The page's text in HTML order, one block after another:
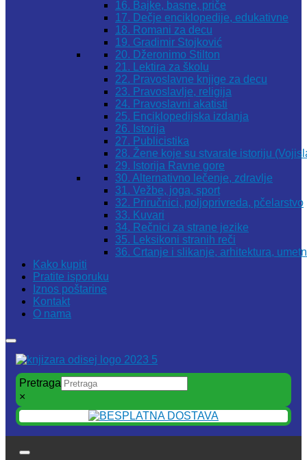
16. Bajke, basne, priče
17. Dečje enciklopedije, edukativne
18. Romani za decu
19. Gradimir Stojković
20. Džeronimo Stilton
21. Lektira za školu
22. Pravoslavne knjige za decu
23. Pravoslavlje, religija
24. Pravoslavni akatisti
25. Enciklopedijska izdanja
26. Istorija
27. Publicistika
28. Žene koje su stvarale istoriju
29. Istorija Ravne gore
30. Alternativno lečenje, zdravlje
31. Vežbe, joga, sport
32. Priručnici, poljoprivreda, pčelarstvo
33. Kuvari
34. Rečnici za strane jezike
35. Leksikoni stranih reči
36. Crtanje i slikanje, arhitektura,
Kako kupiti
Pratite isporuku
Iznos poštarine
Kontakt
O nama
Pretraga
×